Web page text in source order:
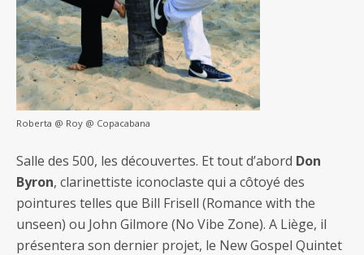
Roberta @ Roy @ Copacabana
Salle des 500, les découvertes. Et tout d’abord Don
Byron, clarinettiste iconoclaste qui a côtoyé des
pointures telles que Bill Frisell (Romance with the
unseen) ou John Gilmore (No Vibe Zone). A Liège, il
présentera son dernier projet, le New Gospel Quintet